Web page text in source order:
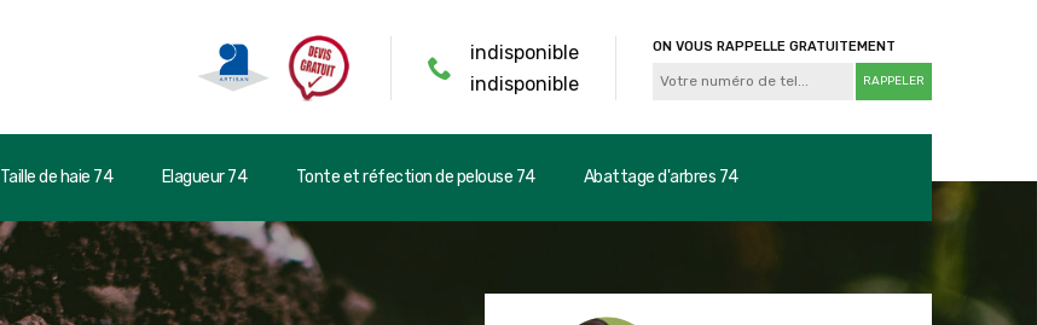
indisponible
indisponible
ON VOUS RAPPELLE GRATUITEMENT
Taille de haie 74 Elagueur 74 Tonte et réfection de pelouse 74 Abattage d'arbres 74